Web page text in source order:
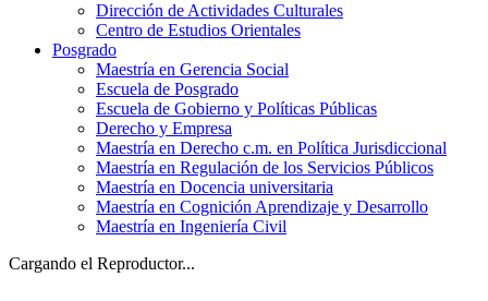
Dirección de Actividades Culturales
Centro de Estudios Orientales
Posgrado
Maestría en Gerencia Social
Escuela de Posgrado
Escuela de Gobierno y Políticas Públicas
Derecho y Empresa
Maestría en Derecho c.m. en Política Jurisdiccional
Maestría en Regulación de los Servicios Públicos
Maestría en Docencia universitaria
Maestría en Cognición Aprendizaje y Desarrollo
Maestría en Ingeniería Civil
Cargando el Reproductor...